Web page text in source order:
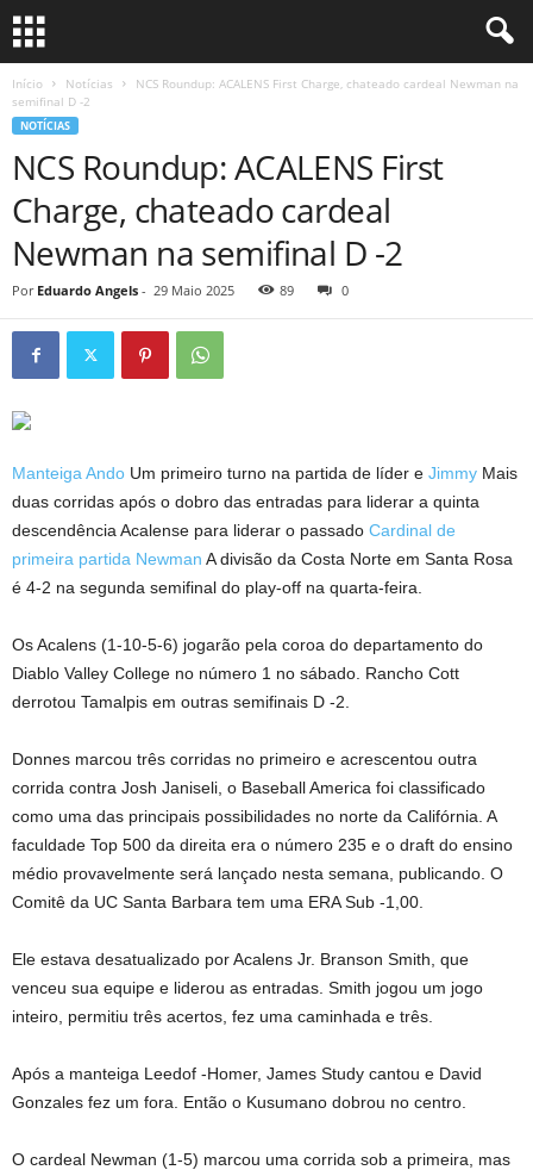
Início Notícias
NCS Roundup: ACALENS First Charge, chateado cardeal Newman na
semifinal D -2
NOTÍCIAS
NCS Roundup: ACALENS First
Charge, chateado cardeal
Newman na semifinal D -2
Por Eduardo Angels - 29 Maio 2025 89 0
Manteiga Ando Um primeiro turno na partida de líder e Jimmy Mais
duas corridas após o dobro das entradas para liderar a quinta
descendência Acalense para liderar o passado Cardinal de
primeira partida Newman A divisão da Costa Norte em Santa Rosa
é 4-2 na segunda semifinal do play-off na quarta-feira.
Os Acalens (1-10-5-6) jogarão pela coroa do departamento do
Diablo Valley College no número 1 no sábado. Rancho Cott
derrotou Tamalpis em outras semifinais D -2.
Donnes marcou três corridas no primeiro e acrescentou outra
corrida contra Josh Janiseli, o Baseball America foi classificado
como uma das principais possibilidades no norte da Califórnia. A
faculdade Top 500 da direita era o número 235 e o draft do ensino
médio provavelmente será lançado nesta semana, publicando. O
Comitê da UC Santa Barbara tem uma ERA Sub -1,00.
Ele estava desatualizado por Acalens Jr. Branson Smith, que
venceu sua equipe e liderou as entradas. Smith jogou um jogo
inteiro, permitiu três acertos, fez uma caminhada e três.
Após a manteiga Leedof -Homer, James Study cantou e David
Gonzales fez um fora. Então o Kusumano dobrou no centro.
O cardeal Newman (1-5) marcou uma corrida sob a primeira, mas